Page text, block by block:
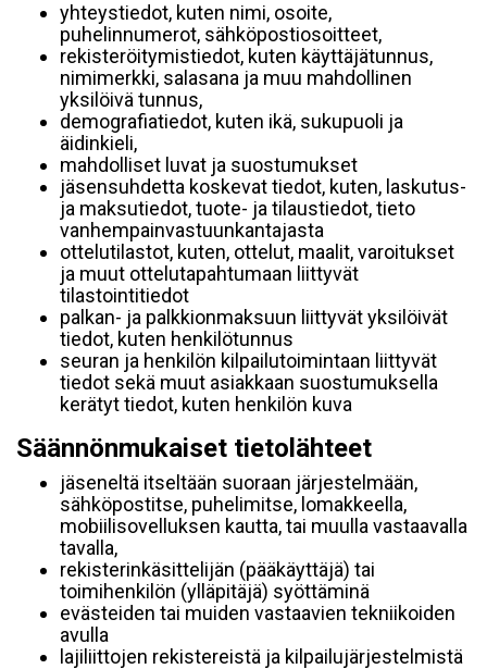
yhteystiedot, kuten nimi, osoite,
puhelinnumerot, sähköpostiosoitteet,
rekisteröitymistiedot, kuten käyttäjätunnus,
nimimerkki, salasana ja muu mahdollinen
yksilöivä tunnus,
demografiatiedot, kuten ikä, sukupuoli ja
äidinkieli,
mahdolliset luvat ja suostumukset
jäsensuhdetta koskevat tiedot, kuten, laskutus-
ja maksutiedot, tuote- ja tilaustiedot, tieto
vanhempainvastuunkantajasta
ottelutilastot, kuten, ottelut, maalit, varoitukset
ja muut ottelutapahtumaan liittyvät
tilastointitiedot
palkan- ja palkkionmaksuun liittyvät yksilöivät
tiedot, kuten henkilötunnus
seuran ja henkilön kilpailutoimintaan liittyvät
tiedot sekä muut asiakkaan suostumuksella
kerätyt tiedot, kuten henkilön kuva
Säännönmukaiset tietolähteet
jäseneltä itseltään suoraan järjestelmään,
sähköpostitse, puhelimitse, lomakkeella,
mobiilisovelluksen kautta, tai muulla vastaavalla
tavalla,
rekisterinkäsittelijän (pääkäyttäjä) tai
toimihenkilön (ylläpitäjä) syöttäminä
evästeiden tai muiden vastaavien tekniikoiden
avulla
lajiliittojen rekistereistä ja kilpailujärjestelmistä